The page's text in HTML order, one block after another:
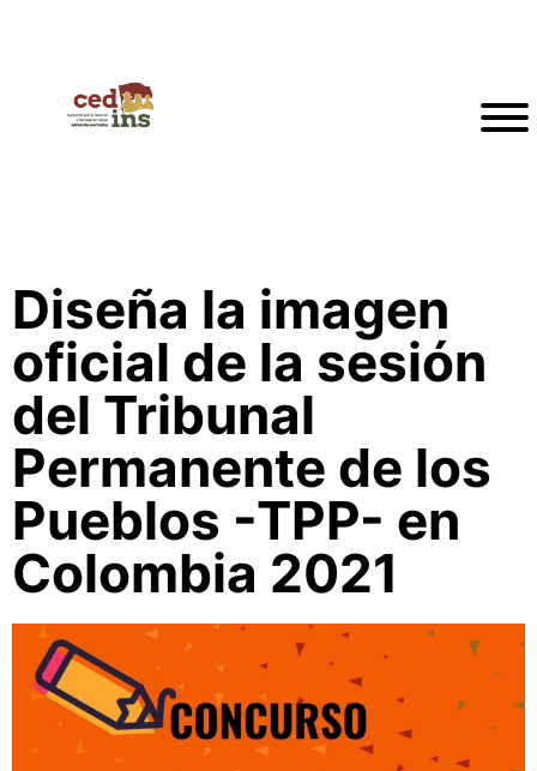
Diseña la imagen
oficial de la sesión
del Tribunal
Permanente de los
Pueblos -TPP- en
Colombia 2021